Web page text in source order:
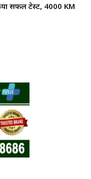
सफल टेस्ट, 4000 KM